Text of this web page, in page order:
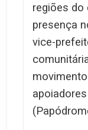
regiões do
presença
vice-